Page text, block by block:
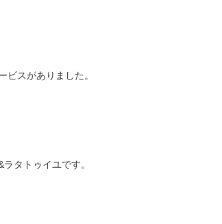
ビスがありました。
タトゥイユです。